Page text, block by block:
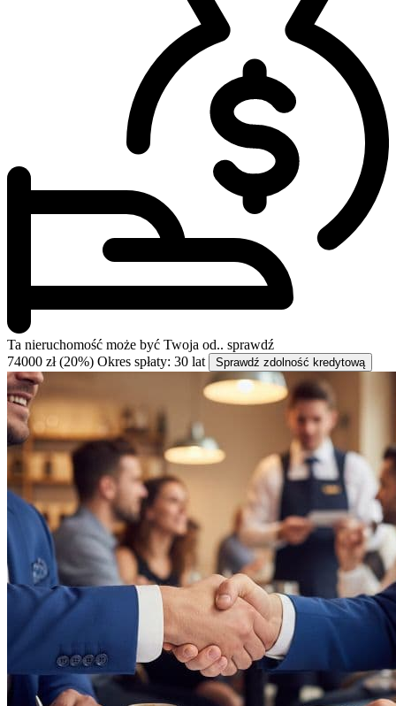
Ta nieruchomość może być Twoja od.. sprawdź
74000 zł (20%) Okres spłaty: 30 lat Sprawdź zdolność kredytową